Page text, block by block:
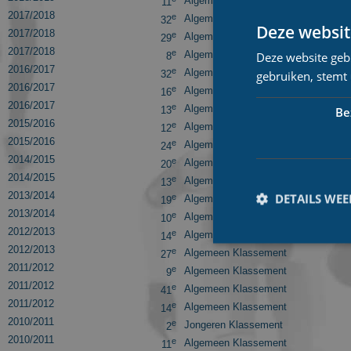
11
2017/2018
32e Algemeen Klassement
2017/2018
29e Algemeen Klassement
2017/2018
8e Algemeen Klassement
2016/2017
32e Algemeen Klassement
2016/2017
16e Algemeen Klassement
2016/2017
13e Algemeen Klassement
2015/2016
12e Algemeen Klassement
2015/2016
24e Algemeen Klassement
2014/2015
20e Algemeen Klassement
2014/2015
13e Algemeen Klassement
2013/2014
19e Algemeen Klassement
2013/2014
10e Algemeen Klassement
2012/2013
14e Algemeen Klassement
2012/2013
27e Algemeen Klassement
2011/2012
9e Algemeen Klassement
2011/2012
41e Algemeen Klassement
2011/2012
14e Algemeen Klassement
2010/2011
2e Jongeren Klassement
2010/2011
11e Algemeen Klassement
Deze
Deze website
gebruiken,
DETAILS
Prestatiecookies
niet worden
Naam